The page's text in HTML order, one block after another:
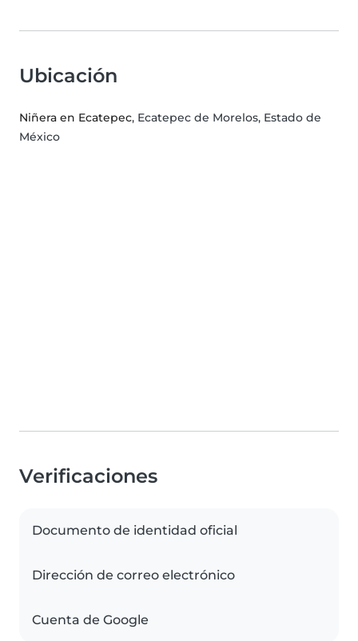
Ubicación
Niñera en Ecatepec, Ecatepec de Morelos, Estado de
México
Verificaciones
Documento de identidad oficial
Dirección de correo electrónico
Cuenta de Google